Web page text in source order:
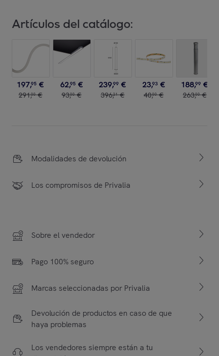
Artículos del catálogo:
197,95 €
291,00 €
62,95 €
93,00 €
239,99 €
396,21 €
23,93 €
40,00 €
188,99 €
263,00 €
Modalidades de devolución
Los compromisos de Privalia
Sobre el vendedor
Pago 100% seguro
Marcas seleccionadas por Privalia
Devolución de productos en caso de que
haya problemas
Los vendedores siempre están a tu